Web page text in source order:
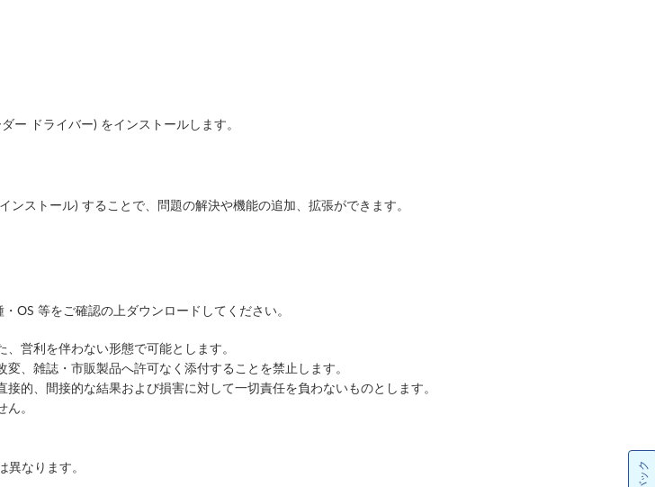
ー ドライバー) をインストールします。
ストール) することで、問題の解決や機能の追加、拡張ができます。
OS 等をご確認の上ダウンロードしてください。
営利を伴わない形態で可能とします。
、雑誌・市販製品へ許可なく添付することを禁止します。
的、間接的な結果および損害に対して一切責任を負わないものとします。
ん。
異なります。